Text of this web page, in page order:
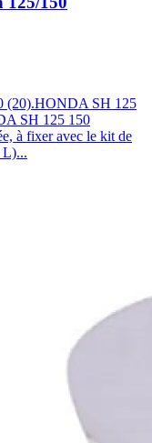
(20).HONDA SH 125
SH 125 150
à fixer avec le kit de
L)...